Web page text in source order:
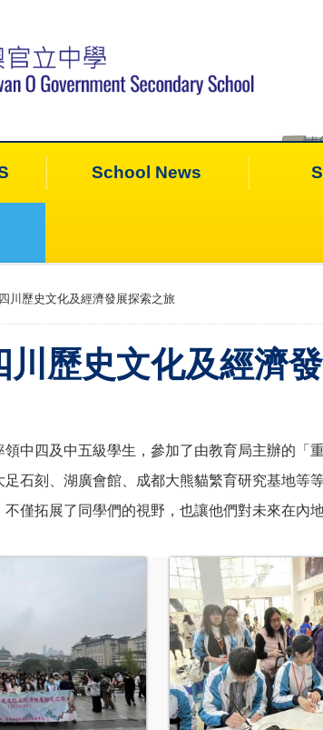
School News
川歷史文化及經濟發展探索之旅
川歷史文化及經濟
中四及中五級學生，參加了由教育局主辦的
石刻、湖廣會館、成都大熊貓繁育研究基地等
僅拓展了同學們的視野，也讓他們對未來在內